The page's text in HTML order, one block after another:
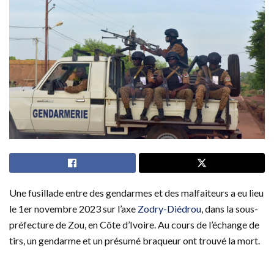
Une fusillade entre des gendarmes et des malfaiteurs a eu lieu
le 1er novembre 2023 sur l’axe Zodry-Diédrou , dans la sous-
préfecture de Zou, en Côte d’Ivoire. Au cours de l’échange de
tirs, un gendarme et un présumé braqueur ont trouvé la mort.